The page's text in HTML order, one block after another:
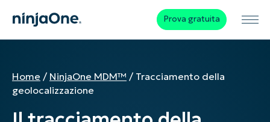
Prova gratuita
Home / NinjaOne MDM™ / Tracciamento della
geolocalizzazione